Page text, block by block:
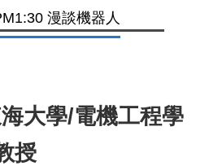
漫談機器人
大學/電機工程學
授